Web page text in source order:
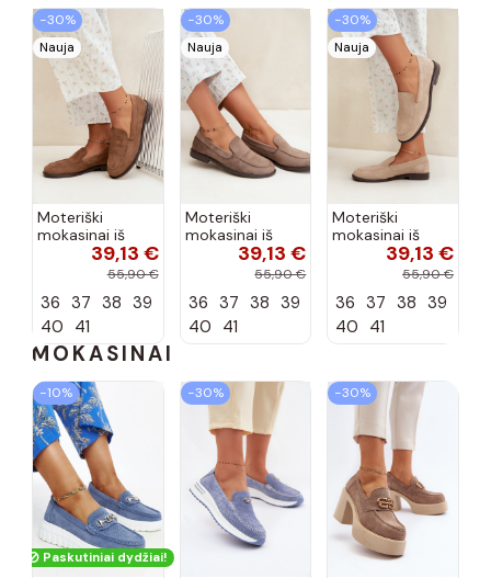
−30%
Nauja
Moteriški
mokasinai iš
dirbtinės
zomšos, rudos
39,13 €
55,90 €
36 37 38 39
40 41
−30%
Nauja
Moteriški
mokasinai iš
dirbtinės
zomšos, molio
39,13 €
55,90 €
36 37 38 39
40 41
−30%
Nauja
Moteriški
mokasinai iš
dirbtinės
zomšos, smėlio
39,13 €
55,90 €
36 37 38 39
40 41
MOKASINAI
−10%
Paskutiniai dydžiai!
−30% −30%